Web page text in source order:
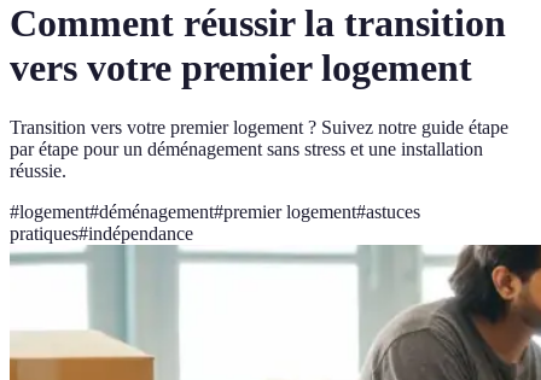
Comment réussir la transition
vers votre premier logement
Transition vers votre premier logement ? Suivez notre guide étape
par étape pour un déménagement sans stress et une installation
réussie.
#logement#déménagement#premier logement#astuces
pratiques#indépendance